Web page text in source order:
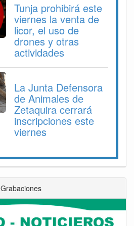
Tunja prohibirá este
viernes la venta de
licor, el uso de
drones y otras
actividades
La Junta Defensora
de Animales de
Zetaquira cerrará
inscripciones este
viernes
Grabaciones